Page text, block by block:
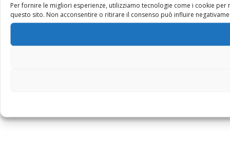
Per fornire le migliori esperienze, utilizziamo tecnologie come i cookie
questo sito. Non acconsentire o ritirare il consenso può influire